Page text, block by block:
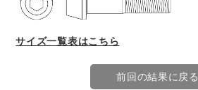
サイズ一覧表はこちら
前回の結果に戻る